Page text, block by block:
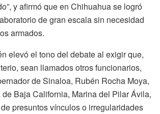
y afirmó que en Chihuahua se logró
de gran escala sin necesidad
armados.
elevó el tono del debate al exigir que,
sean llamados otros funcionarios,
de Sinaloa, Rubén Rocha Moya,
Baja California, Marina del Pilar Ávila,
presuntos vínculos o irregularidades